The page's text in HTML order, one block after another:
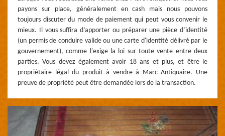
payons sur place, généralement en cash mais nous pouvons
toujours discuter du mode de paiement qui peut vous convenir le
mieux. Il vous suffira d’apporter ou préparer une pièce d’identité
(un permis de conduire valide ou une carte d'identité délivré par le
gouvernement), comme l'exige la loi sur toute vente entre deux
parties. Vous devez également avoir 18 ans et plus, et être le
propriétaire légal du produit à vendre à Marc Antiquaire. Une
preuve de propriété peut être demandée lors de la transaction.